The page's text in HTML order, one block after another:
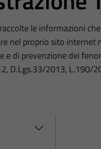
le informazioni
nel proprio sito internet
e di prevenzione dei
D.Lgs.33/2013, L.190/